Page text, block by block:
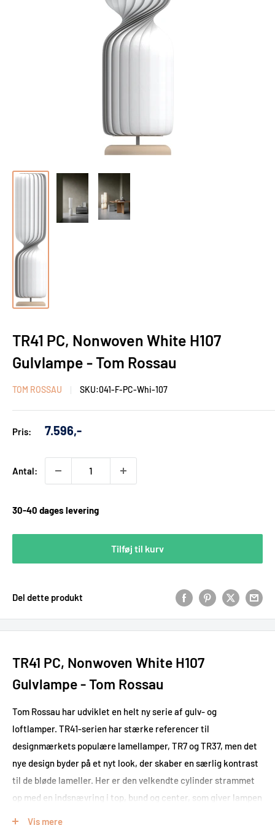
TR41 PC, Nonwoven White H107
Gulvlampe - Tom Rossau
TOM ROSSAU SKU:041-F-PC-Whi-107
Pris:
Udsalgs
7.596,-
Antal:
30-40 dages levering
Tilføj til kurv
Del dette produkt
TR41 PC, Nonwoven White H107
Gulvlampe - Tom Rossau
Tom Rossau har udviklet en helt ny serie af gulv- og
loftlamper. TR41-serien har stærke referencer til
designmærkets populære lamellamper, TR7 og TR37, men det
nye design byder på et nyt look, der skaber en særlig kontrast
til de bløde lameller. Her er den velkendte cylinder strammet
op med en indsnævring i top, bund og center, som giver lampen
Vis mere